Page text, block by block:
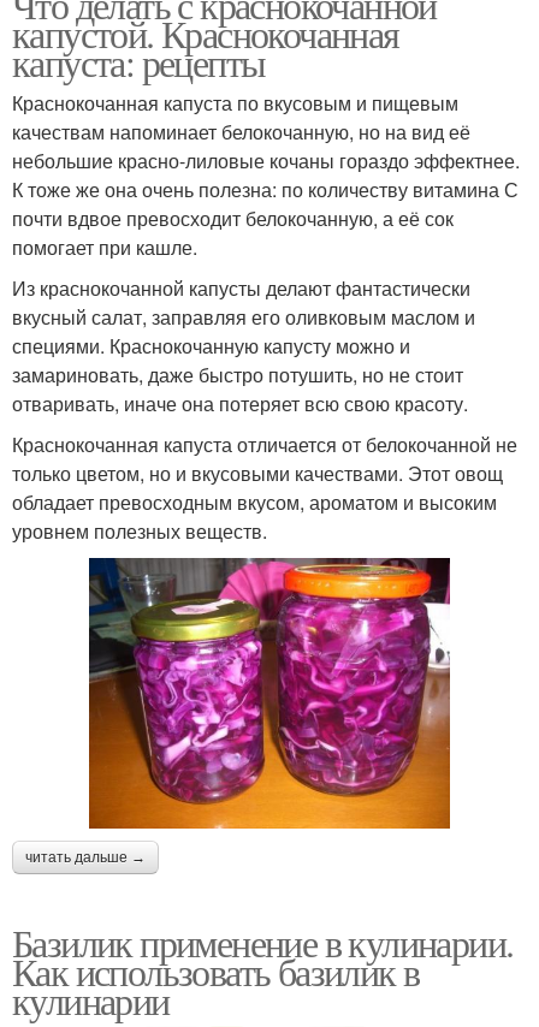
капустой. Краснокочанная
капуста: рецепты
Краснокочанная капуста по вкусовым и пищевым
качествам напоминает белокочанную, но на вид её
небольшие красно-лиловые кочаны гораздо эффектнее.
К тоже же она очень полезна: по количеству витамина С
почти вдвое превосходит белокочанную, а её сок
помогает при кашле.
Из краснокочанной капусты делают фантастически
вкусный салат, заправляя его оливковым маслом и
специями. Краснокочанную капусту можно и
замариновать, даже быстро потушить, но не стоит
отваривать, иначе она потеряет всю свою красоту.
Краснокочанная капуста отличается от белокочанной не
только цветом, но и вкусовыми качествами. Этот овощ
обладает превосходным вкусом, ароматом и высоким
уровнем полезных веществ.
читать дальше →
Базилик применение в кулинарии.
Как использовать базилик в
кулинарии